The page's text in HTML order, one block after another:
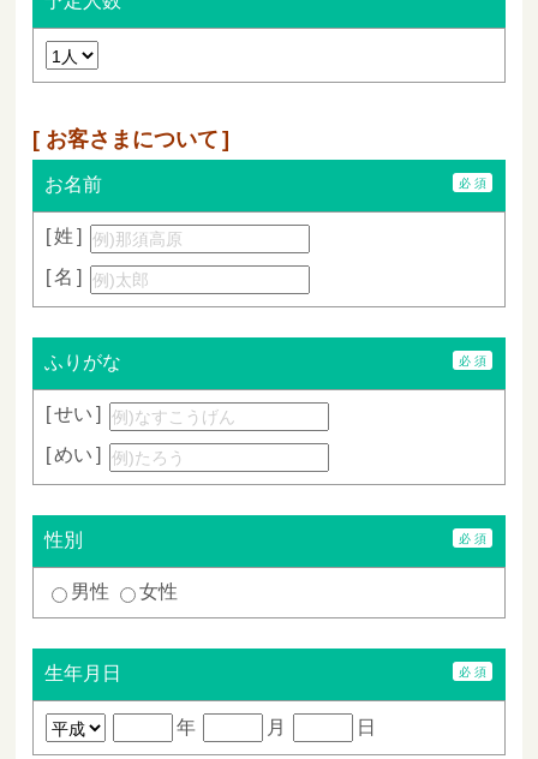
お客さまについて
お名前
姓
名
ふりがな
せい
めい
性別
男性 女性
生年月日
年 月 日